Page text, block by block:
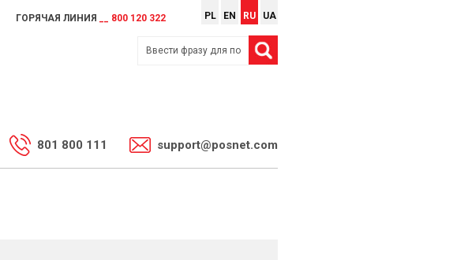
ГОРЯЧАЯ ЛИНИЯ __ 800 120 322 PL EN RU UA
801 800 111 support@posnet.com